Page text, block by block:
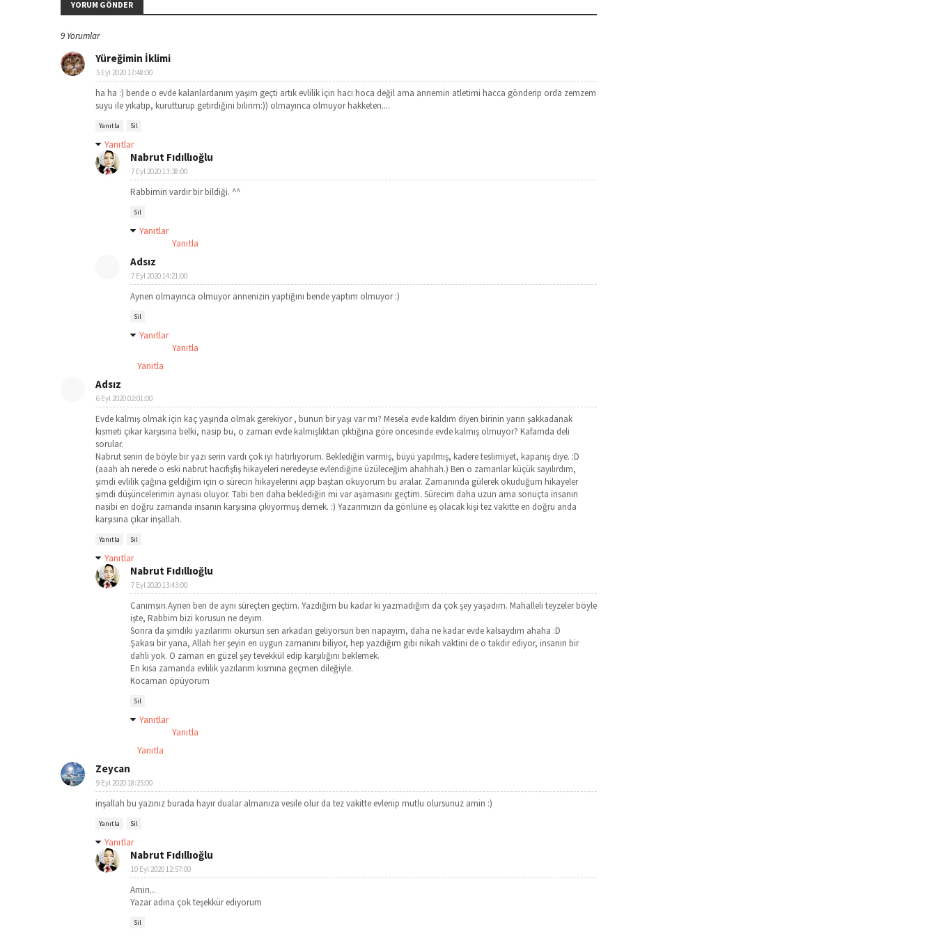
YORUM GÖNDER
9 Yorumlar
Yüreğimin İklimi
5 Eyl 2020 17:48:00
ha ha :) bende o evde kalanlardanım yaşım geçti artık evlilik için hacı hoca değil ama annemin atletimi hacca gönderip orda zemzem
suyu ile yıkatıp, kurutturup getirdiğini bilirim:)) olmayınca olmuyor hakketen....
Yanıtla Sil
Yanıtlar
Nabrut Fıdıllıoğlu
7 Eyl 2020 13:38:00
Rabbimin vardır bir bildiği. ^^
Sil
Yanıtlar
Yanıtla
Adsız
7 Eyl 2020 14:21:00
Aynen olmayınca olmuyor annenizin yaptığını bende yaptım olmuyor :)
Sil
Yanıtlar
Yanıtla
Yanıtla
Adsız
6 Eyl 2020 02:01:00
Evde kalmış olmak için kaç yaşında olmak gerekiyor , bunun bir yaşı var mı? Mesela evde kaldım diyen birinin yarın şakkadanak
kısmeti çıkar karşısına belki, nasip bu, o zaman evde kalmışlıktan çıktığına göre öncesinde evde kalmış olmuyor? Kafamda deli
sorular.
Nabrut senin de böyle bir yazı serin vardı çok iyi hatırlıyorum. Beklediğin varmış, büyü yapılmış, kadere teslimiyet, kapanış diye. :D
(aaah ah nerede o eski nabrut hacıfışfış hikayeleri neredeyse evlendiğine üzüleceğim ahahhah.) Ben o zamanlar küçük sayılırdım,
şimdi evlilik çağına geldiğim için o sürecin hikayelerini açıp baştan okuyorum bu aralar. Zamanında gülerek okuduğum hikayeler
şimdi düşüncelerimin aynası oluyor. Tabi ben daha beklediğin mi var aşamasını geçtim. Sürecim daha uzun ama sonuçta insanın
nasibi en doğru zamanda insanın karşısına çıkıyormuş demek. :) Yazarımızın da gönlüne eş olacak kişi tez vakitte en doğru anda
karşısına çıkar inşallah.
Yanıtla Sil
Yanıtlar
Nabrut Fıdıllıoğlu
7 Eyl 2020 13:43:00
Canımsın.Aynen ben de aynı süreçten geçtim. Yazdığım bu kadar ki yazmadığım da çok şey yaşadım. Mahalleli teyzeler böyle
işte, Rabbim bizi korusun ne deyim.
Sonra da şimdiki yazılarımı okursun sen arkadan geliyorsun ben napayım, daha ne kadar evde kalsaydım ahaha :D
Şakası bir yana, Allah her şeyin en uygun zamanını biliyor, hep yazdığım gibi nikah vaktini de o takdir ediyor, insanın bir
dahli yok. O zaman en güzel şey tevekkül edip karşılığını beklemek.
En kısa zamanda evlilik yazılarım kısmına geçmen dileğiyle.
Kocaman öpüyorum
Sil
Yanıtlar
Yanıtla
Yanıtla
Zeycan
9 Eyl 2020 18:25:00
inşallah bu yazınız burada hayır dualar almanıza vesile olur da tez vakitte evlenip mutlu olursunuz amin :)
Yanıtla Sil
Yanıtlar
Nabrut Fıdıllıoğlu
10 Eyl 2020 12:57:00
Amin...
Yazar adına çok teşekkür ediyorum
Sil